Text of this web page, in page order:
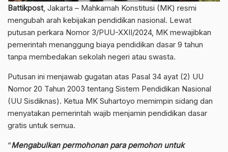
Battikpost, Jakarta – Mahkamah Konstitusi (MK) resmi
mengubah arah kebijakan pendidikan nasional. Lewat
putusan perkara Nomor 3/PUU-XXII/2024, MK mewajibkan
pemerintah menanggung biaya pendidikan dasar 9 tahun
tanpa membedakan sekolah negeri atau swasta.
Putusan ini menjawab gugatan atas Pasal 34 ayat (2) UU
Nomor 20 Tahun 2003 tentang Sistem Pendidikan Nasional
(UU Sisdiknas). Ketua MK Suhartoyo memimpin sidang dan
menyatakan pemerintah wajib menjamin pendidikan dasar
gratis untuk semua.
“Mengabulkan permohonan para pemohon untuk